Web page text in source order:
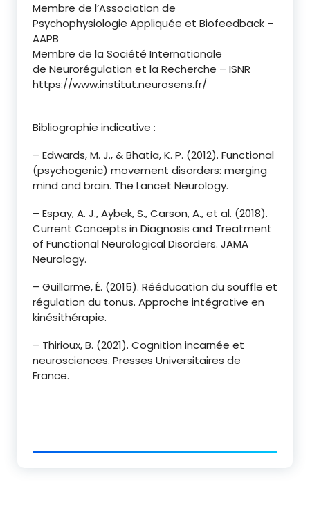
Membre de l’Association de
Psychophysiologie Appliquée et Biofeedback –
AAPB
Membre de la Société Internationale
de Neurorégulation et la Recherche – ISNR
https://www.institut.neurosens.fr/
Bibliographie indicative :
– Edwards, M. J., & Bhatia, K. P. (2012). Functional
(psychogenic) movement disorders: merging
mind and brain. The Lancet Neurology.
– Espay, A. J., Aybek, S., Carson, A., et al. (2018).
Current Concepts in Diagnosis and Treatment
of Functional Neurological Disorders. JAMA
Neurology.
– Guillarme, É. (2015). Rééducation du souffle et
régulation du tonus. Approche intégrative en
kinésithérapie.
– Thirioux, B. (2021). Cognition incarnée et
neurosciences. Presses Universitaires de
France.